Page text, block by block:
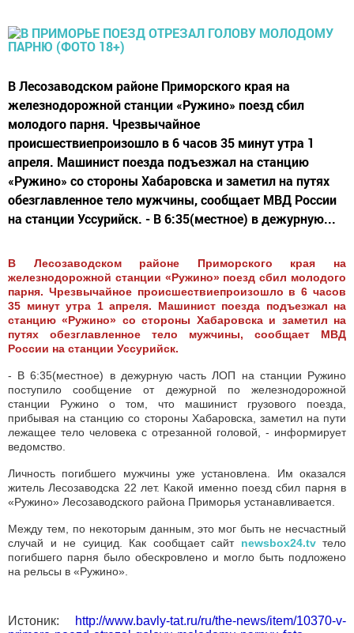
В Лесозаводском районе Приморского края на
железнодорожной станции «Ружино» поезд сбил
молодого парня. Чрезвычайное
происшествиепроизошло в 6 часов 35 минут утра 1
апреля. Машинист поезда подъезжал на станцию
«Ружино» со стороны Хабаровска и заметил на путях
обезглавленное тело мужчины, сообщает МВД России
на станции Уссурийск. - В 6:35(местное) в дежурную...
В Лесозаводском районе Приморского края на
железнодорожной станции «Ружино» поезд сбил молодого
парня. Чрезвычайное происшествиепроизошло в 6 часов
35 минут утра 1 апреля. Машинист поезда подъезжал на
станцию «Ружино» со стороны Хабаровска и заметил на
путях обезглавленное тело мужчины, сообщает
МВД
России на станции Уссурийск.
- В 6:35(местное) в дежурную часть ЛОП на станции Ружино
поступило сообщение от дежурной по железнодорожной
станции Ружино о том, что машинист грузового поезда,
прибывая на станцию со стороны Хабаровска, заметил на пути
лежащее тело человека с отрезанной головой, - информирует
ведомство.
Личность погибшего мужчины уже установлена. Им оказался
житель Лесозаводска 22 лет. Какой именно поезд сбил парня в
«Ружино» Лесозаводского района Приморья устанавливается.
Между тем, по некоторым данным, это мог быть не несчастный
случай и не суицид. Как сообщает сайт newsbox24.tvтело
погибшего парня было обескровлено и могло быть подложено
на рельсы в «Ружино».
Истоник:
http://www.bavly-tat.ru/ru/the-news/item/10370-v-